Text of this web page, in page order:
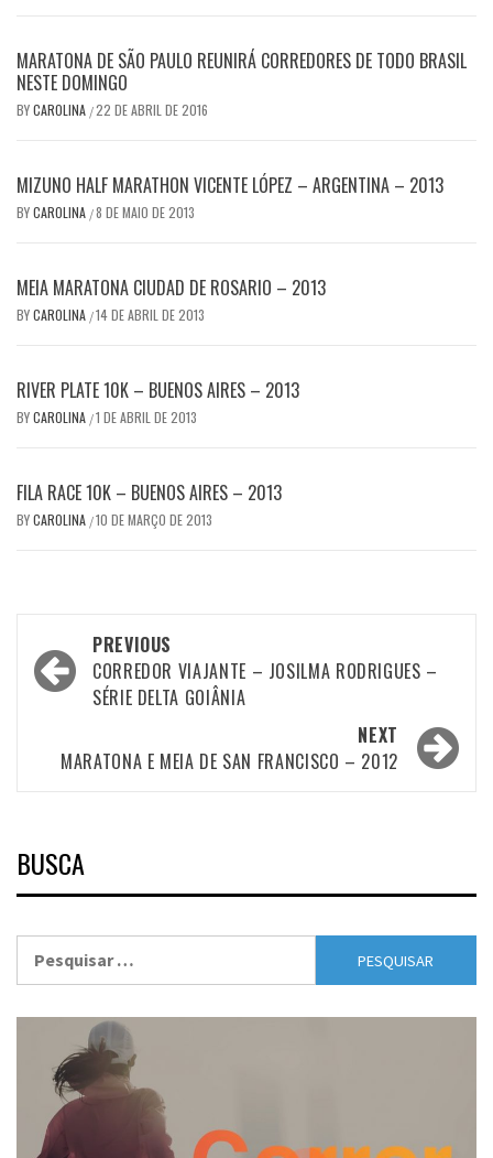
MARATONA DE SÃO PAULO REUNIRÁ CORREDORES DE TODO BRASIL
NESTE DOMINGO
BYCAROLINA /22 DE ABRIL DE 2016
MIZUNO HALF MARATHON VICENTE LÓPEZ – ARGENTINA – 2013
BYCAROLINA /8 DE MAIO DE 2013
MEIA MARATONA CIUDAD DE ROSARIO – 2013
BYCAROLINA /14 DE ABRIL DE 2013
RIVER PLATE 10K – BUENOS AIRES – 2013
BYCAROLINA /1 DE ABRIL DE 2013
FILA RACE 10K – BUENOS AIRES – 2013
BYCAROLINA /10 DE MARÇO DE 2013
Post
navigation
PREVIOUS
CORREDOR VIAJANTE – JOSILMA RODRIGUES –
SÉRIE DELTA GOIÂNIA
NEXT
MARATONA E MEIA DE SAN FRANCISCO – 2012
BUSCA